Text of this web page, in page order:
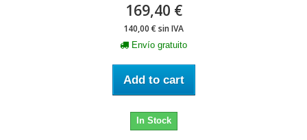
169,40 €
140,00 € sin IVA
Envío gratuito
Add to cart
In Stock